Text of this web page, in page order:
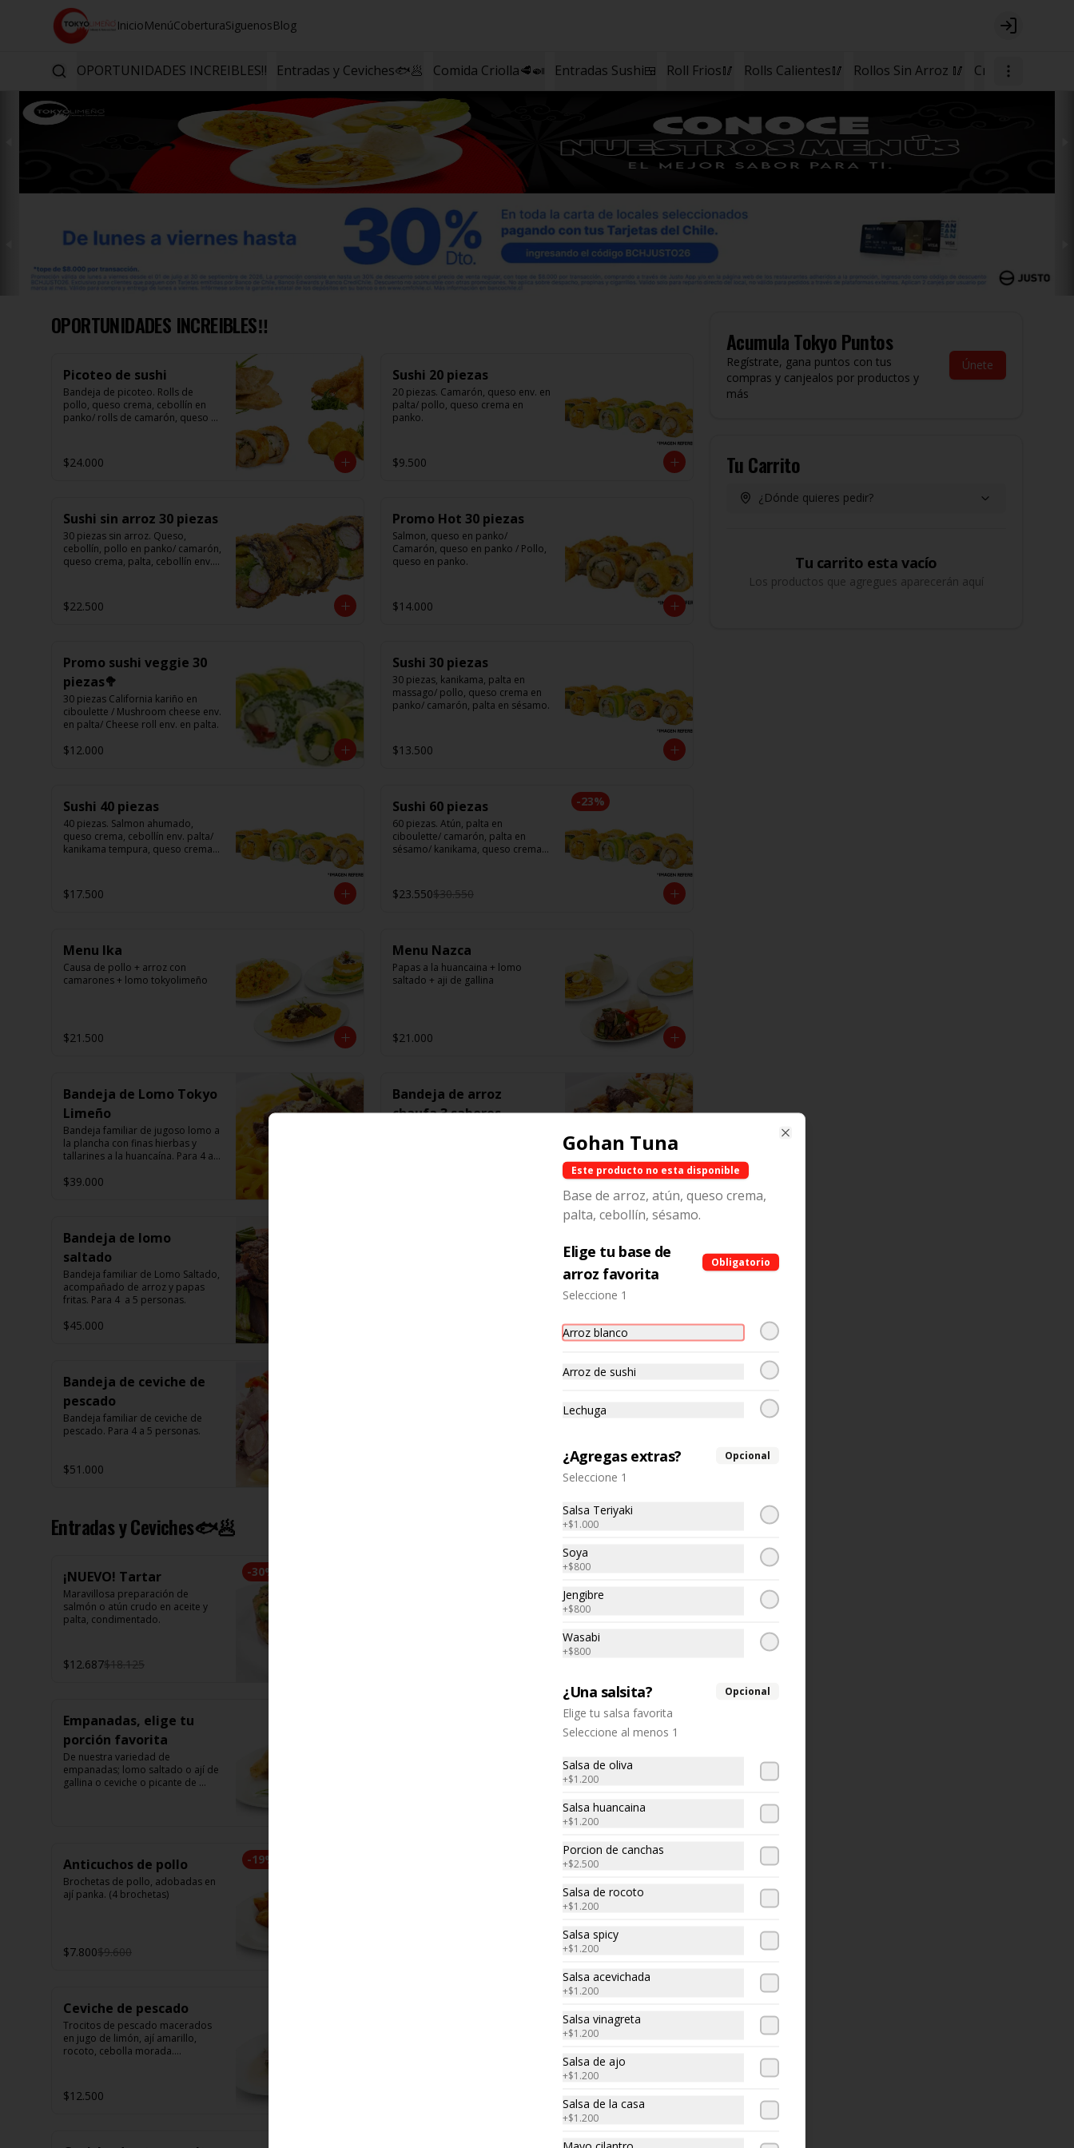
InicioMenúCoberturaSiguenosBlog Login
OPORTUNIDADES INCREIBLES‼️ Entradas y Ceviches🐟🥟 Comida Criolla🥩🍛 Entradas Sushi🍱 Roll Frios🥢 Rolls Calientes🥢 Rollos Sin Arroz 🥢 Cremas🥣
OPORTUNIDADES INCREIBLES‼️
Picoteo de sushi
Bandeja de picoteo. Rolls de
pollo, queso crema, cebollín en
panko/ rolls de camarón, queso
rellenas de camarón, queso
crema)/ gyosas mixtas.
$24.000
Sushi 20 piezas
20 piezas. Camarón, queso env. en
palta/ pollo, queso crema en
panko.
$9.500
Sushi sin arroz 30 piezas
30 piezas sin arroz. Queso,
cebollín, pollo en panko/ camarón,
queso crema, palta, cebollín env.
en panko.
$22.500
Promo Hot 30 piezas
Salmon, queso en panko/
Camarón, queso en panko / Pollo,
queso en panko.
$14.000
Promo sushi veggie 30
piezas🥦
30 piezas California kariño en
ciboulette / Mushroom cheese env.
en palta/ Cheese roll env. en palta.
$12.000
Sushi 30 piezas
30 piezas, kanikama, palta en
massago/ pollo, queso crema en
panko/ camarón, palta en sésamo.
$13.500
Sushi 40 piezas
40 piezas. Salmon ahumado,
queso crema, cebollín env. palta/
kanikama tempura, queso crema
queso crema, en panko.
$17.500
-23%
Sushi 60 piezas
60 piezas. Atún, palta en
ciboulette/ camarón, palta en
sésamo/ kanikama, queso crema,
queso crema, cebollín en panko/
camarón, queso crema, en panko.
$23.550$30.550
Menu Ika
Causa de pollo + arroz con
camarones + lomo tokyolimeño
$21.500
Menu Nazca
Papas a la huancaina + lomo
saltado + aji de gallina
$21.000
Bandeja de Lomo Tokyo
Limeño
Bandeja familiar de jugoso lomo a
la plancha con finas hierbas y
tallarines a la huancaína. Para 4 a 5
$39.000
Bandeja de arroz
chaufa 3 sabores
Bandeja de lomo
saltado
Bandeja familiar de Lomo Saltado,
acompañado de arroz y papas
fritas. Para 4  a 5 personas.
$45.000
Bandeja de ceviche de
pescado
Bandeja familiar de ceviche de
pescado. Para 4 a 5 personas.
$51.000
Entradas y Ceviches🐟🥟
-30%
¡NUEVO! Tartar
Maravillosa preparación de
salmón o atún crudo en aceite y
palta, condimentado.
$12.687$18.125
Empanadas, elige tu
porción favorita
De nuestra variedad de
empanadas; lomo saltado o ají de
gallina o ceviche o picante de
-19%
Anticuchos de pollo
Brochetas de pollo, adobadas en
ají panka. (4 brochetas)
$7.800$9.600
Ceviche de pescado
Trocitos de pescado macerados
en jugo de limón, ají amarillo,
rocoto, cebolla morada.
$12.500
AcumulaTokyo Puntos
Regístrate, gana puntos con tus
compras y canjealos por productos y
más
Únete
Tu Carrito
¿Dónde quieres pedir?
Tu carrito esta vacío
Los productos que agregues aparecerán aquí
Gohan Tuna
Este producto no esta disponible
Base de arroz, atún, queso crema,
palta, cebollín, sésamo.
Elige tu base de
arroz favorita
Obligatorio
Seleccione 1
Arroz blanco
Arroz de sushi
Lechuga
¿Agregas extras? Opcional
Seleccione 1
Salsa Teriyaki
+$1.000
Soya
+$800
Jengibre
+$800
Wasabi
+$800
¿Una salsita? Opcional
Elige tu salsa favorita
Seleccione al menos 1
Salsa de oliva
+$1.200
Salsa huancaina
+$1.200
Porcion de canchas
+$2.500
Salsa de rocoto
+$1.200
Salsa spicy
+$1.200
Salsa acevichada
+$1.200
Salsa vinagreta
+$1.200
Salsa de ajo
+$1.200
Salsa de la casa
+$1.200